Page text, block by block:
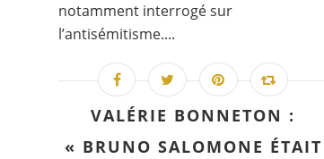
notamment interrogé sur
l’antisémitisme....
VALÉRIE BONNETON :
« BRUNO SALOMONE ÉTAIT